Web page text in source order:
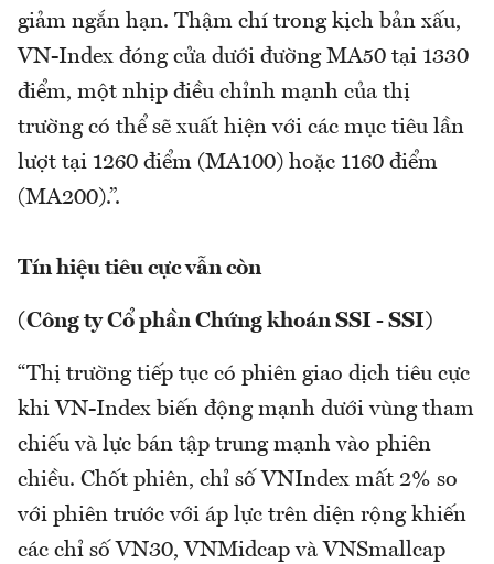
giảm ngắn hạn. Thậm chí trong kịch bản xấu,
VN-Index đóng cửa dưới đường MA50 tại 1330
điểm, một nhịp điều chỉnh mạnh của thị
trường có thể sẽ xuất hiện với các mục tiêu lần
lượt tại 1260 điểm (MA100) hoặc 1160 điểm
(MA200).”.
Tín hiệu tiêu cực vẫn còn
(Công ty Cổ phần Chứng khoán SSI - SSI)
“Thị trường tiếp tục có phiên giao dịch tiêu cực
khi VN-Index biến động mạnh dưới vùng tham
chiếu và lực bán tập trung mạnh vào phiên
chiều. Chốt phiên, chỉ số VNIndex mất 2% so
với phiên trước với áp lực trên diện rộng khiến
các chỉ số VN30, VNMidcap và VNSmallcap